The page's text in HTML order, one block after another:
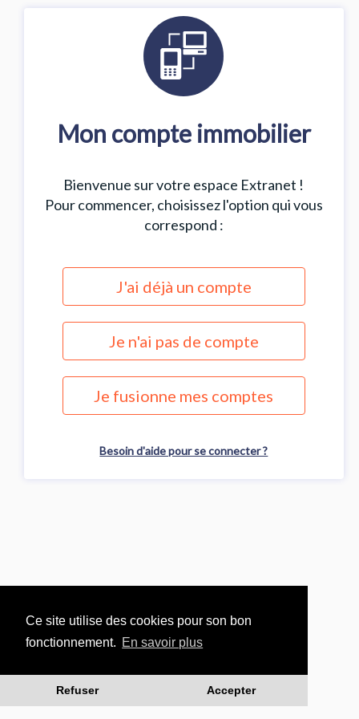
Ce site utilise des cookies pour son bon
fonctionnement. En savoir plus
Refuser Accepter
Mon compte immobilier
Bienvenue sur votre espace Extranet !
Pour commencer, choisissez l'option qui vous
correspond :
J'ai déjà un compte
Je n'ai pas de compte
Je fusionne mes comptes
Besoin d'aide pour se connecter ?